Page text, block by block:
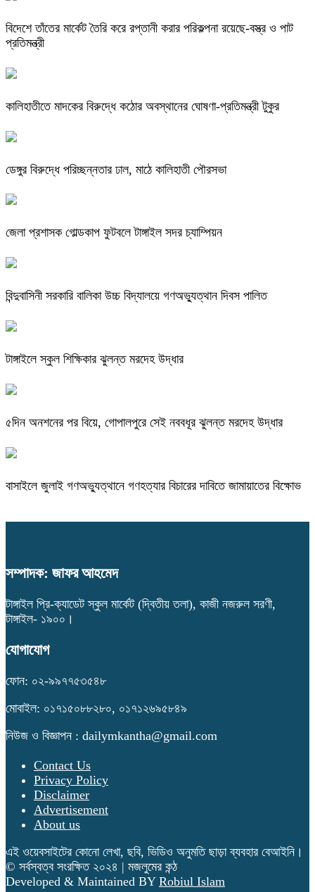
বিদেশে তাঁতের মার্কেট তৈরি করে রপ্তানী করার পরিকল্পনা রয়েছে-বস্ত্র ও পাট
প্রতিমন্ত্রী
কালিহাতীতে মাদকের বিরুদ্ধে কঠোর অবস্থানের ঘোষণা-প্রতিমন্ত্রী টুকুর
ডেঙ্গুর বিরুদ্ধে পরিচ্ছন্নতার ঢাল, মাঠে কালিহাতী পৌরসভা
জেলা প্রশাসক গোল্ডকাপ ফুটবলে টাঙ্গাইল সদর চ্যাম্পিয়ন
বিন্দুবাসিনী সরকারি বালিকা উচ্চ বিদ্যালয়ে গণঅভ্যুত্থান দিবস পালিত
টাঙ্গাইলে স্কুল শিক্ষিকার ঝুলন্ত মরদেহ উদ্ধার
৫দিন অনশনের পর বিয়ে, গোপালপুরে সেই নববধূর ঝুলন্ত মরদেহ উদ্ধার
বাসাইলে জুলাই গণঅভ্যুত্থানে গণহত্যার বিচারের দাবিতে জামায়াতের বিক্ষোভ
সম্পাদক: জাফর আহমেদ
টাঙ্গাইল প্রি-ক্যাডেট স্কুল মার্কেট (দ্বিতীয় তলা), কাজী নজরুল সরণী,
টাঙ্গাইল- ১৯০০।
যোগাযোগ
ফোন: ০২-৯৯৭৭৫৩৫৪৮
মোবাইল: ০১৭১৫০৮৮২৮০, ০১৭১২৬৯৫৮৪৯
নিউজ ও বিজ্ঞাপন : dailymkantha@gmail.com
Contact Us
Privacy Policy
Disclaimer
Advertisement
About us
এই ওয়েবসাইটের কোনো লেখা, ছবি, ভিডিও অনুমতি ছাড়া ব্যবহার বেআইনি।
© সর্বস্বত্ব সংরক্ষিত ২০২৪ | মজলুমের কন্ঠ
Developed & Maintained BY Robiul Islam